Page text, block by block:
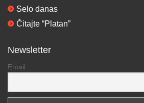
Selo danas
Čitajte “Platan”
Newsletter
Email